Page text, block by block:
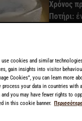
Χρόνος
Ποτήρι:
use cookies and similar
gain insights into visitor
Cookies”, you can learn more
process your data in countries
you may have fewer rights to
in this cookie banner.